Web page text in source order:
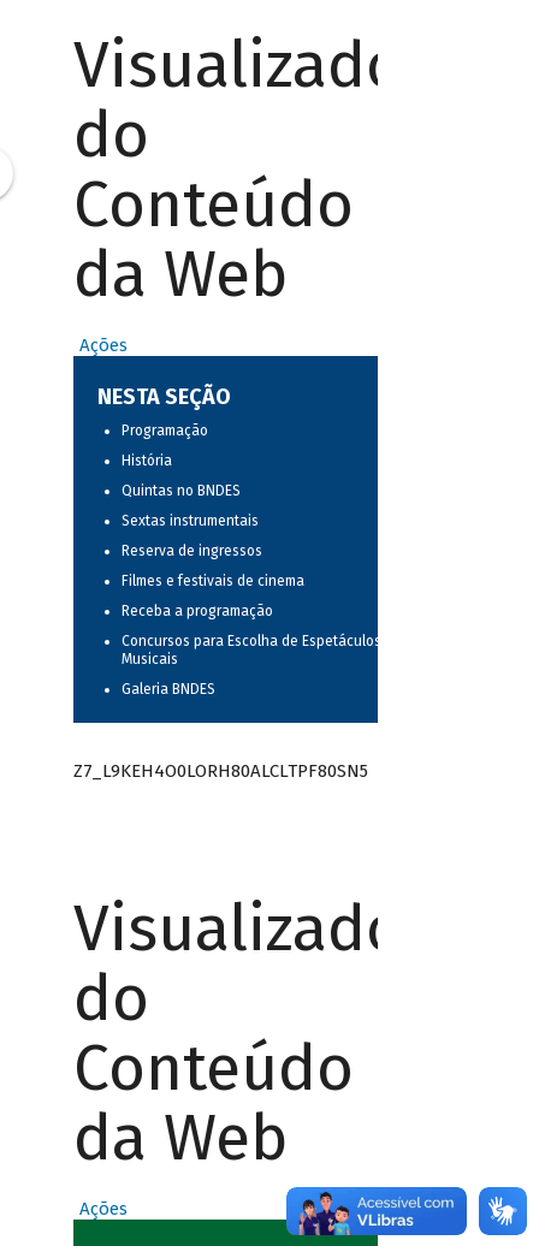
Visualizador
do
Conteúdo
da Web
Ações
NESTA SEÇÃO
Programação
História
Quintas no BNDES
Sextas instrumentais
Reserva de ingressos
Filmes e festivais de cinema
Receba a programação
Concursos para Escolha de Espetáculos
Musicais
Galeria BNDES
Z7_L9KEH4O0LORH80ALCLTPF80SN5
Visualizador
do
Conteúdo
da Web
Ações